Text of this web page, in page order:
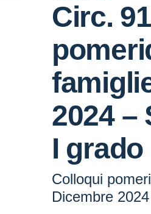
Circ.
2024 –
I grado
Colloqui
Dicembre